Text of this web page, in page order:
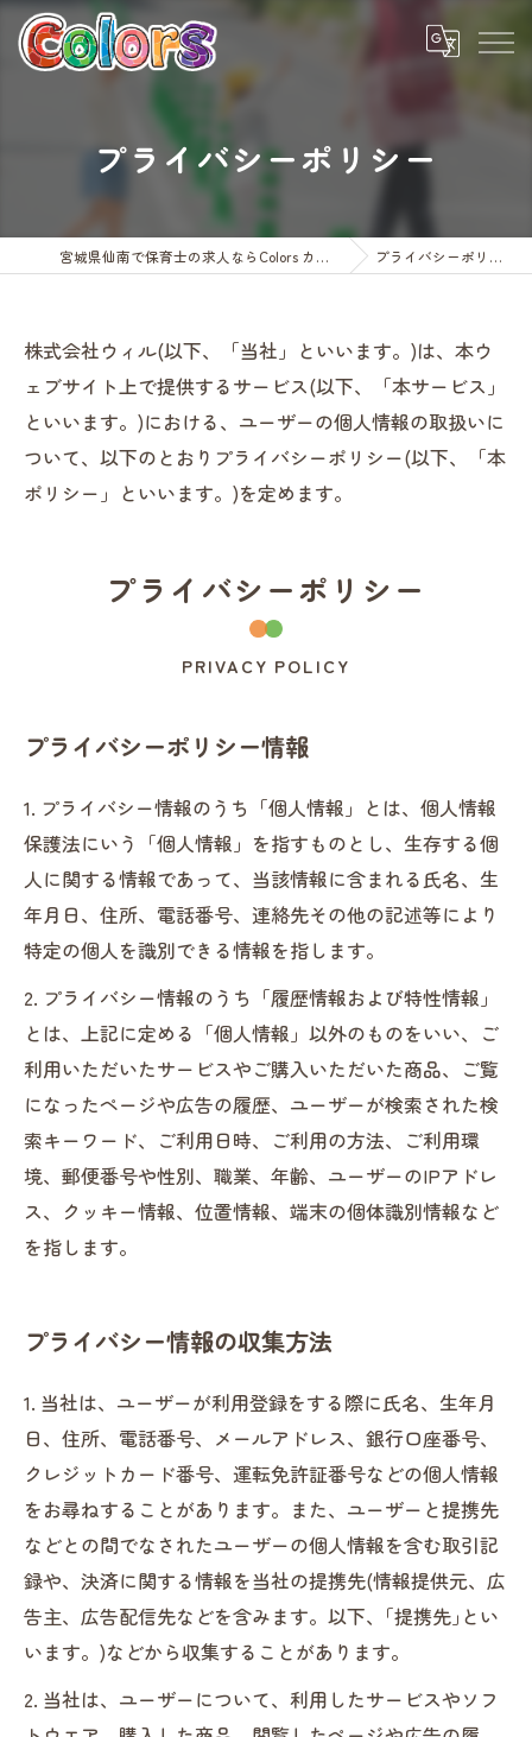
プライバシーポリシー
宮城県仙南で保育士の求人ならColors カラーズ プライバシーポリシー
株式会社ウィル(以下、「当社」といいます。)は、本ウ
ェブサイト上で提供するサービス(以下、「本サービス」
といいます。)における、ユーザーの個人情報の取扱いに
ついて、以下のとおりプライバシーポリシー(以下、「本
ポリシー」といいます。)を定めます。
プライバシーポリシー
PRIVACY POLICY
プライバシーポリシー情報
1. プライバシー情報のうち「個人情報」とは、個人情報
保護法にいう「個人情報」を指すものとし、生存する個
人に関する情報であって、当該情報に含まれる氏名、生
年月日、住所、電話番号、連絡先その他の記述等により
特定の個人を識別できる情報を指します。
2. プライバシー情報のうち「履歴情報および特性情報」
とは、上記に定める「個人情報」以外のものをいい、ご
利用いただいたサービスやご購入いただいた商品、ご覧
になったページや広告の履歴、ユーザーが検索された検
索キーワード、ご利用日時、ご利用の方法、ご利用環
境、郵便番号や性別、職業、年齢、ユーザーのIPアドレ
ス、クッキー情報、位置情報、端末の個体識別情報など
を指します。
プライバシー情報の収集方法
1. 当社は、ユーザーが利用登録をする際に氏名、生年月
日、住所、電話番号、メールアドレス、銀行口座番号、
クレジットカード番号、運転免許証番号などの個人情報
をお尋ねすることがあります。また、ユーザーと提携先
などとの間でなされたユーザーの個人情報を含む取引記
録や、決済に関する情報を当社の提携先(情報提供元、広
告主、広告配信先などを含みます。以下、｢提携先｣とい
います。)などから収集することがあります。
2. 当社は、ユーザーについて、利用したサービスやソフ